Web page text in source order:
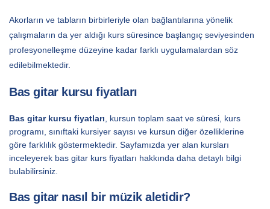
Akorların ve tabların birbirleriyle olan bağlantılarına yönelik
çalışmaların da yer aldığı kurs süresince başlangıç seviyesinden
profesyonelleşme düzeyine kadar farklı uygulamalardan söz
edilebilmektedir.
Bas gitar kursu fiyatları
Bas gitar kursu fiyatları , kursun toplam saat ve süresi, kurs
programı, sınıftaki kursiyer sayısı ve kursun diğer özelliklerine
göre farklılık göstermektedir. Sayfamızda yer alan kursları
inceleyerek bas gitar kurs fiyatları hakkında daha detaylı bilgi
bulabilirsiniz.
Bas gitar nasıl bir müzik aletidir?